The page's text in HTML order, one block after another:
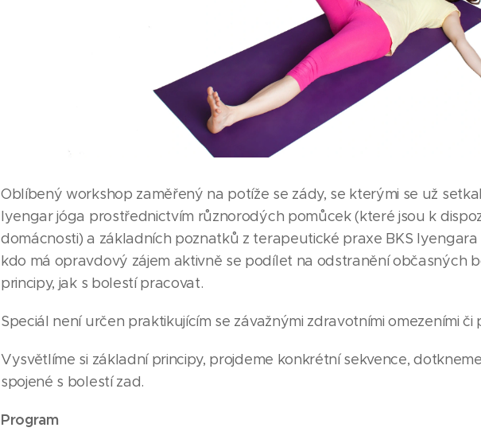
Oblíbený workshop zaměřený na potíže se zády, se kterými se už
Iyengar jóga prostřednictvím různorodých pomůcek (které jsou k
domácnosti) a základních poznatků z terapeutické praxe BKS
kdo má opravdový zájem aktivně se podílet na odstranění občasných
principy, jak s bolestí pracovat.
Speciál není určen praktikujícím se závažnými zdravotními omezeními či
Vysvětlíme si základní principy, projdeme konkrétní sekvence,
spojené s bolestí zad.
Program